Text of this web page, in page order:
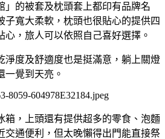
」的被套及枕頭套上都印有品牌名
子寬大柔軟，枕頭也很貼心的提供四
心，旅人可以依照自己喜好選擇。
淨度及舒適度也是挺滿意，躺上關燈
一覺到天亮。
箱，上頭還有提供超多的零食、泡麵
交通便利，但太晚懶得出門能直接祭